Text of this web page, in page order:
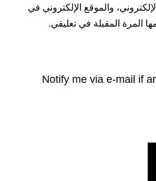
والموقع الإلكتروني في
المرة المقبلة في تعليقي.
Notify me via e-mail if